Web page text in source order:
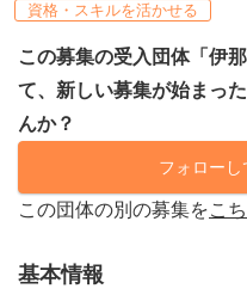
資格・スキルを活かせる
この募集の受入団体「伊
て、新しい募集が始まっ
んか？
フォローし
この団体の別の募集をこ
基本情報